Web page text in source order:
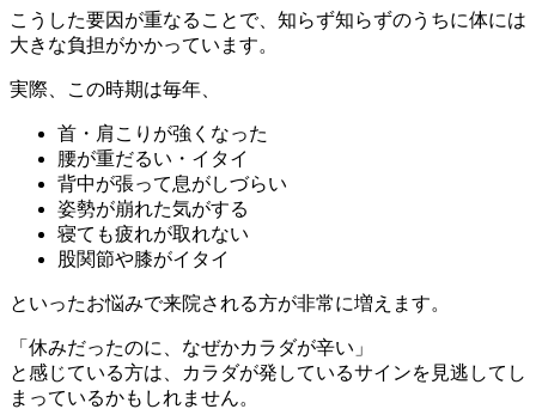
こうした要因が重なることで、知らず知らずのうちに体には
大きな負担がかかっています。
実際、この時期は毎年、
首・肩こりが強くなった
腰が重だるい・イタイ
背中が張って息がしづらい
姿勢が崩れた気がする
寝ても疲れが取れない
股関節や膝がイタイ
といったお悩みで来院される方が非常に増えます。
「休みだったのに、なぜかカラダが辛い」
と感じている方は、カラダが発しているサインを見逃してし
まっているかもしれません。